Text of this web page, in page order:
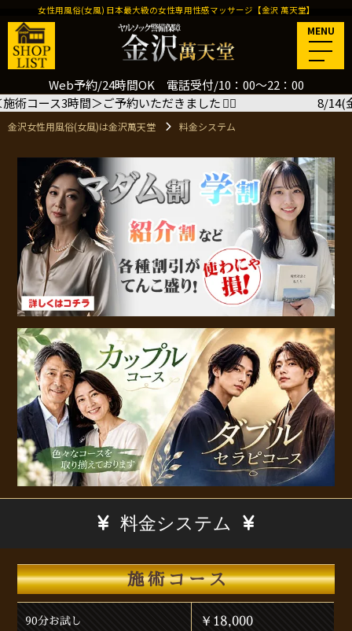
Web予約/24時間OK 電話受付/10：00～22：00
女性用風俗(女風) 日本最大級の女性専用性感マッサージ【金沢 萬天堂】
MENU
金沢女性用風俗(女風)は金沢萬天堂 料金システム
いただきました🙇‍♂️ 8/14(金) 18:00 岐阜萬天堂
料金システム
施術コース
90分お試し ￥18,000